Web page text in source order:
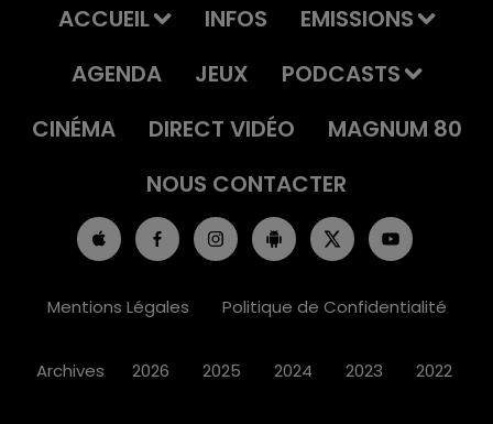
ACCUEIL INFOS
EMISSIONS
AGENDA
JEUX
PODCASTS
CINÉMA
DIRECT VIDÉO
MAGNUM 80
NOUS CONTACTER
Mentions Légales Politique de Confidentialité
Archives 2026 2025 2024 2023 2022